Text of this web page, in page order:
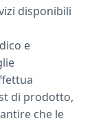
disponibili
e
di prodotto,
che le